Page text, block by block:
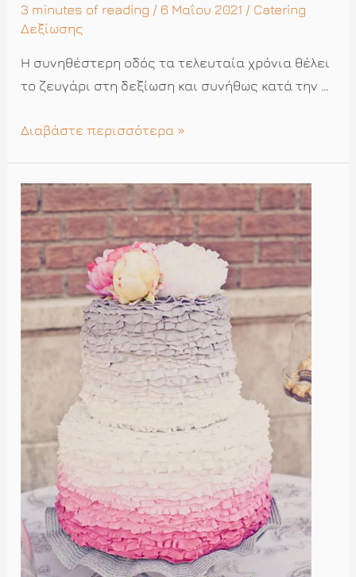
3 minutes of reading / 6 Μαΐου 2021 / Catering
Δεξίωσης
Η συνηθέστερη οδός τα τελευταία χρόνια θέλει
το ζευγάρι στη δεξίωση και συνήθως κατά την …
Η
και
η
θέση
της
στη
Διαβάστε περισσότερα »